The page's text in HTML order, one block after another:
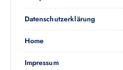
c
h
:
Datenschutzerklärung
Home
Impressum